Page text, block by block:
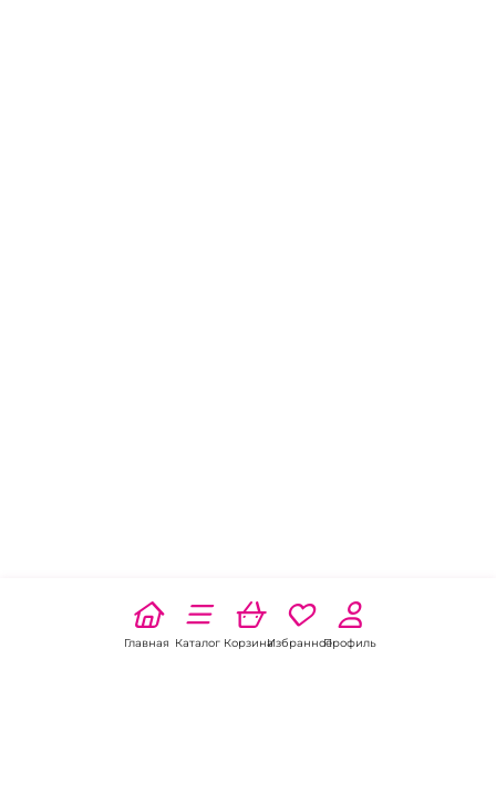
Главная Каталог КорзинаИзбранноеПрофиль